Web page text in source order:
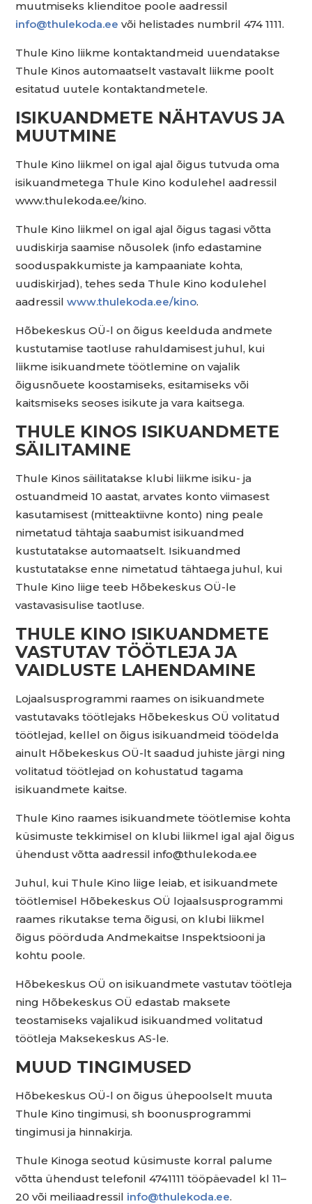
muutmiseks klienditoe poole aadressil
info@thulekoda.ee või helistades numbril 474 1111.
Thule Kino liikme kontaktandmeid uuendatakse
Thule Kinos automaatselt vastavalt liikme poolt
esitatud uutele kontaktandmetele.
ISIKUANDMETE NÄHTAVUS JA
MUUTMINE
Thule Kino liikmel on igal ajal õigus tutvuda oma
isikuandmetega Thule Kino kodulehel aadressil
www.thulekoda.ee/kino.
Thule Kino liikmel on igal ajal õigus tagasi võtta
uudiskirja saamise nõusolek (info edastamine
sooduspakkumiste ja kampaaniate kohta,
uudiskirjad), tehes seda Thule Kino kodulehel
aadressilwww.thulekoda.ee/kino.
Hõbekeskus OÜ-l on õigus keelduda andmete
kustutamise taotluse rahuldamisest juhul, kui
liikme isikuandmete töötlemine on vajalik
õigusnõuete koostamiseks, esitamiseks või
kaitsmiseks seoses isikute ja vara kaitsega.
THULE KINOS ISIKUANDMETE
SÄILITAMINE
Thule Kinos säilitatakse klubi liikme isiku- ja
ostuandmeid 10 aastat, arvates konto viimasest
kasutamisest (mitteaktiivne konto) ning peale
nimetatud tähtaja saabumist isikuandmed
kustutatakse automaatselt. Isikuandmed
kustutatakse enne nimetatud tähtaega juhul, kui
Thule Kino liige teeb Hõbekeskus OÜ-le
vastavasisulise taotluse.
THULE KINO ISIKUANDMETE
VASTUTAV TÖÖTLEJA JA
VAIDLUSTE LAHENDAMINE
Lojaalsusprogrammi raames on isikuandmete
vastutavaks töötlejaks Hõbekeskus OÜ volitatud
töötlejad, kellel on õigus isikuandmeid töödelda
ainult Hõbekeskus OÜ-lt saadud juhiste järgi ning
volitatud töötlejad on kohustatud tagama
isikuandmete kaitse.
Thule Kino raames isikuandmete töötlemise kohta
küsimuste tekkimisel on klubi liikmel igal ajal õigus
ühendust võtta aadressil info@thulekoda.ee
Juhul, kui Thule Kino liige leiab, et isikuandmete
töötlemisel Hõbekeskus OÜ lojaalsusprogrammi
raames rikutakse tema õigusi, on klubi liikmel
õigus pöörduda Andmekaitse Inspektsiooni ja
kohtu poole.
Hõbekeskus OÜ on isikuandmete vastutav töötleja
ning Hõbekeskus OÜ edastab maksete
teostamiseks vajalikud isikuandmed volitatud
töötleja Maksekeskus AS-le.
MUUD TINGIMUSED
Hõbekeskus OÜ-l on õigus ühepoolselt muuta
Thule Kino tingimusi, sh boonusprogrammi
tingimusi ja hinnakirja.
Thule Kinoga seotud küsimuste korral palume
võtta ühendust telefonil 4741111 tööpäevadel kl 11–
20 või meiliaadressil info@thulekoda.ee.